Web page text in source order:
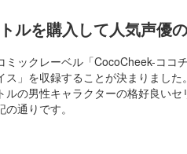
ルを購入して人気声優
ックレーベル「CocoCheek-ココ
」を収録することが決まりました。
ルの男性キャラクターの格好良い
通りです。